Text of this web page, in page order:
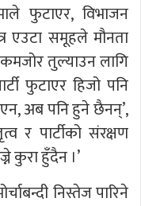
फुटाएर, विभाजन
एउटा समूहले मौनता
तुल्याउन लागि
फुटाएर हिजो पनि
अब पनि हुने छैनन्’,
र पार्टीको संरक्षण
कुरा हुँदैन ।’
निस्तेज पारिने